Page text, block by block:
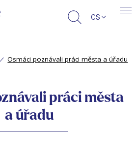
CS
Osmáci poznávali práci města a úřadu
práci města
a úřadu